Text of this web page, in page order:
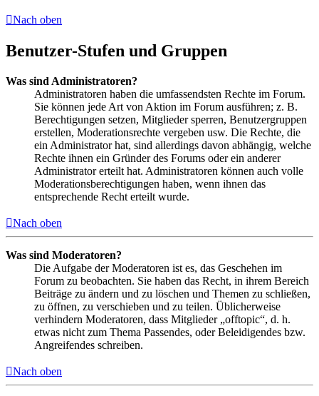
Nach oben
Benutzer-Stufen und Gruppen
Was sind Administratoren?
Administratoren haben die umfassendsten Rechte im Forum.
Sie können jede Art von Aktion im Forum ausführen; z. B.
Berechtigungen setzen, Mitglieder sperren, Benutzergruppen
erstellen, Moderationsrechte vergeben usw. Die Rechte, die
ein Administrator hat, sind allerdings davon abhängig, welche
Rechte ihnen ein Gründer des Forums oder ein anderer
Administrator erteilt hat. Administratoren können auch volle
Moderationsberechtigungen haben, wenn ihnen das
entsprechende Recht erteilt wurde.
Nach oben
Was sind Moderatoren?
Die Aufgabe der Moderatoren ist es, das Geschehen im
Forum zu beobachten. Sie haben das Recht, in ihrem Bereich
Beiträge zu ändern und zu löschen und Themen zu schließen,
zu öffnen, zu verschieben und zu teilen. Üblicherweise
verhindern Moderatoren, dass Mitglieder „offtopic“, d. h.
etwas nicht zum Thema Passendes, oder Beleidigendes bzw.
Angreifendes schreiben.
Nach oben